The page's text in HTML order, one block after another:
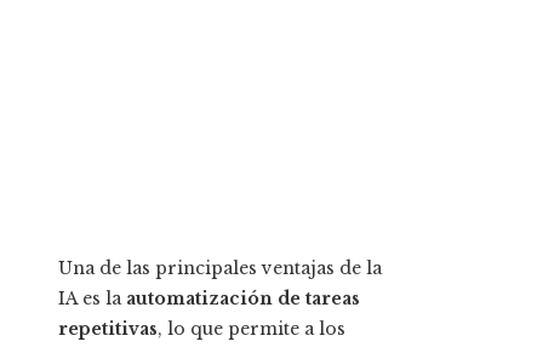
Una de las principales ventajas de la
IA es la automatización de tareas
repetitivas, lo que permite a los